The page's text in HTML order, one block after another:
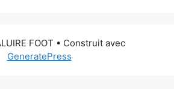
FOOT • Construit avec
GeneratePress